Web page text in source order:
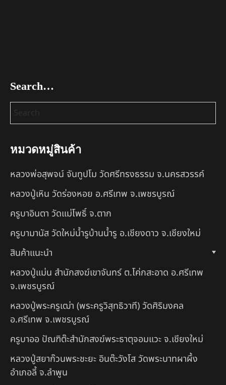
Search…
หมวดหมู่สินค้า
หลวงพ่อสุพจน์ จันทูปโม วัดศรีทรงธรรม จ.นครสวรรค์
หลวงปู่เหิน วัดร่องหอย อ.ศรีเทพ จ.เพชรบูรณ์
ครูบาอินตา วัดแม่โพธิ์ จ.ตาก
ครูบามานัส วัดใหม่น้ำรูบ้านน้ำรู อ.เชียงดาว จ.เชียงใหม่
สินค้าแนะนำ
หลวงปู่แม่น สำนักสงฆ์เขาจันทร์ ต.โค่กสะอาด อ.ศรีเทพ
จ.เพชรบูรณ์
หลวงปู่พระครูเฒ่า (พระครูวิสุทธิวาที) วัดศิริมงคล
อ.ศรีเทพ จ.เพชรบูรณ์
ครูบาออ ปัณฑิต๊ะสำนักสงฆ์พระธาตุจอมแวะ จ.เชียงใหม่
หลวงปู่สยาก๊วนพระชะยะ อินต๊ะวังโส วัดพระบาทผาผึ้ง
อำเภอลี้ จ.ลำพูน